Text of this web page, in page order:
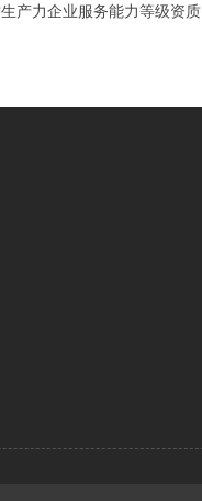
产力企业服务能力等级资质